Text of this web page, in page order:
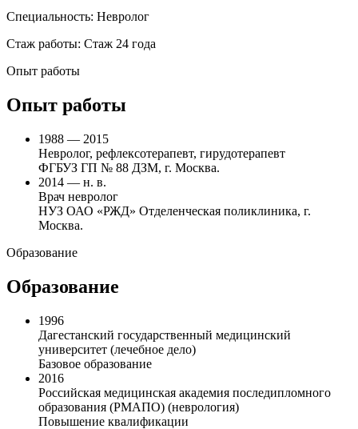
Специальность: Невролог
Стаж работы: Стаж 24 года
Опыт работы
Опыт работы
1988 — 2015
Невролог, рефлексотерапевт, гирудотерапевт
ФГБУЗ ГП № 88 ДЗМ, г. Москва.
2014 — н. в.
Врач невролог
НУЗ ОАО «РЖД» Отделенческая поликлиника, г.
Москва.
Образование
Образование
1996
Дагестанский государственный медицинский
университет (лечебное дело)
Базовое образование
2016
Российская медицинская академия последипломного
образования (РМАПО) (неврология)
Повышение квалификации